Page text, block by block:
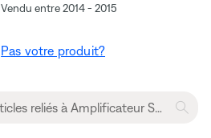
Vendu entre 2014 - 2015
Pas votre produit?